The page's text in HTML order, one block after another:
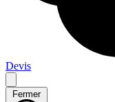
Devis
Fermer